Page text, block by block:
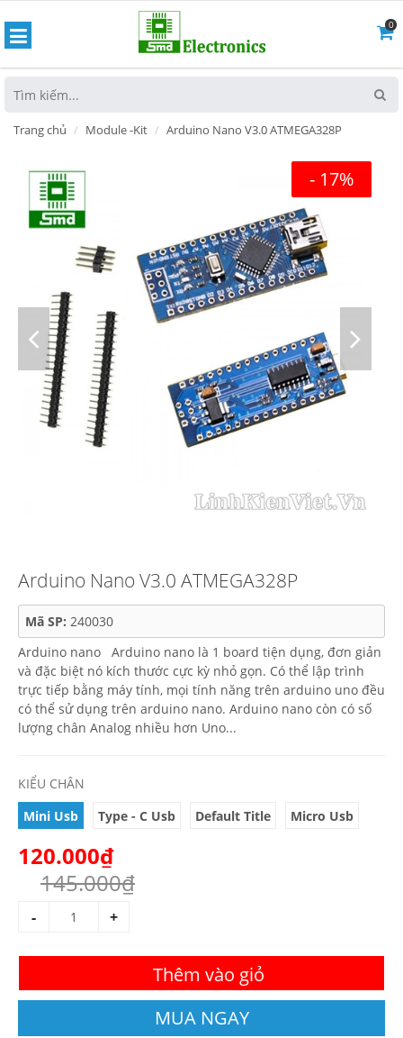
0
Trang chủ Module -Kit Arduino Nano V3.0 ATMEGA328P
- 17%
Arduino Nano V3.0 ATMEGA328P
Mã SP: 240030
Arduino nano Arduino nano là 1 board tiện dụng, đơn giản
và đặc biệt nó kích thước cực kỳ nhỏ gọn. Có thể lập trình
trực tiếp bằng máy tính, mọi tính năng trên arduino uno đều
có thể sử dụng trên arduino nano. Arduino nano còn có số
lượng chân Analog nhiều hơn Uno...
KIỂU CHÂN
Mini Usb
Type - C Usb Default Title Micro Usb
120.000₫
145.000₫
- +
Thêm vào giỏ
MUA NGAY